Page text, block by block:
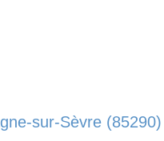
sur-Sèvre (85290)